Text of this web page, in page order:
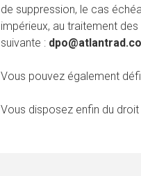
de suppression, le cas
impérieux, au traitement
suivante :
Vous pouvez également
Vous disposez enfin du